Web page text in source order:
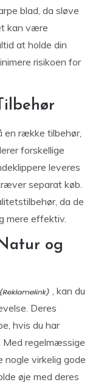
blad, da sløve
kan være
at holde din
risikoen for
en række tilbehør,
forskellige
leveres
separat køb.
da de
mere effektiv.
og
, kan du
Deres
hvis du har
Med regelmæssige
nogle virkelig gode
øje med deres